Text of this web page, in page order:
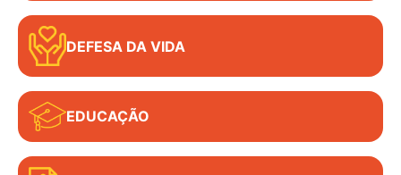
DEFESA DA VIDA
EDUCAÇÃO